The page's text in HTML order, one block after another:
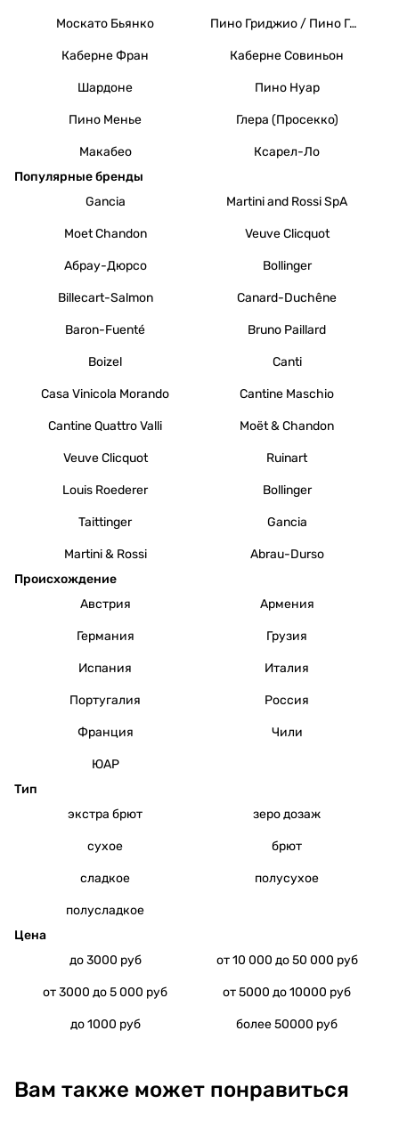
Москато Бьянко Пино Гриджио / Пино Гри
Каберне Фран Каберне Совиньон
Шардоне Пино Нуар
Пино Менье Глера (Просекко)
Макабео
Ксарел-Ло
Популярные бренды
Gancia
Martini and Rossi SpA
Moet Chandon Veuve Clicquot
Абрау-Дюрсо Bollinger
Billecart-Salmon Canard-Duchêne
Baron-Fuenté Bruno Paillard
Boizel Canti
Casa Vinicola Morando Cantine Maschio
Cantine Quattro Valli Moët & Chandon
Veuve Clicquot Ruinart
Louis Roederer Bollinger
Taittinger Gancia
Martini & Rossi
Abrau-Durso
Происхождение
Австрия
Армения
Германия Грузия
Испания Италия
Португалия Россия
Франция Чили
ЮАР
Тип
экстра брют
зеро дозаж
сухое брют
сладкое полусухое
полусладкое
Цена
до 3000 руб
от 10 000 до 50 000 руб
от 3000 до 5 000 руб от 5000 до 10000 руб
до 1000 руб более 50000 руб
Вам также может понравиться